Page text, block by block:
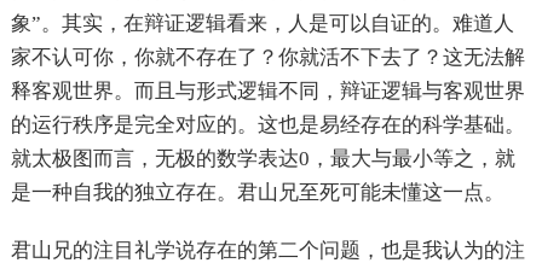
象”。其实，在辩证逻辑看来，人是可以自证的。难道人
家不认可你，你就不存在了？你就活不下去了？这无法解
释客观世界。而且与形式逻辑不同，辩证逻辑与客观世界
的运行秩序是完全对应的。这也是易经存在的科学基础。
就太极图而言，无极的数学表达0，最大与最小等之，就
是一种自我的独立存在。君山兄至死可能未懂这一点。
君山兄的注目礼学说存在的第二个问题，也是我认为的注